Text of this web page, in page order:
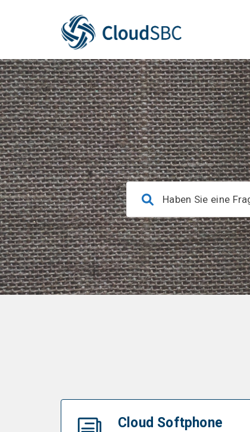
Cloud Softphone